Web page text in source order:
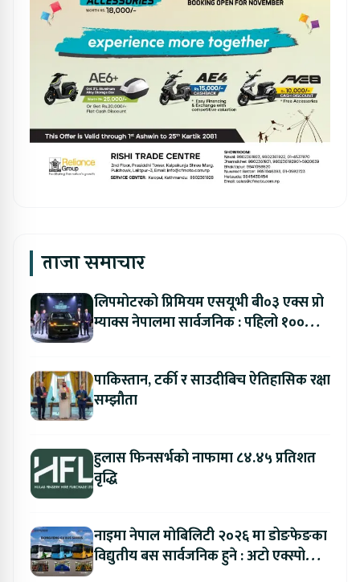
ताजा समाचार
लिपमोटरको प्रिमियम एसयूभी बी०३ एक्स प्रो
म्याक्स नेपालमा सार्वजनिक : पहिलो १००
पाकिस्तान, टर्की र साउदीबिच ऐतिहासिक रक्षा
सम्झौता
हुलास फिनसर्भको नाफामा ८४.४५ प्रतिशत
वृद्धि
नाइमा नेपाल मोबिलिटी २०२६ मा डोङफेङका
विद्युतीय बस सार्वजनिक हुने : अटो एक्स्पोमा